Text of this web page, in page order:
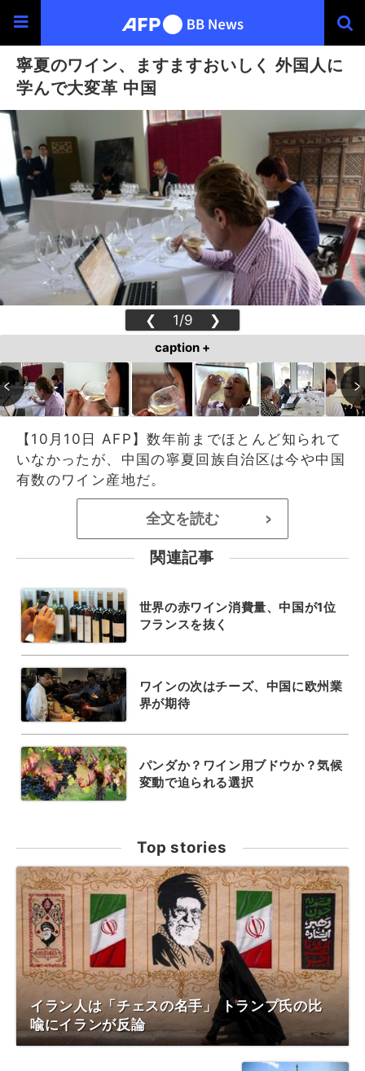
寧夏のワイン、ますますおいしく 外国人に
学んで大変革 中国
❮ 1/9 ❯
caption +
【10月10日 AFP】数年前までほとんど知られて
いなかったが、中国の寧夏回族自治区は今や中国
有数のワイン産地だ。
全文を読む >
関連記事
世界の赤ワイン消費量、中国が1位
フランスを抜く
ワインの次はチーズ、中国に欧州業
界が期待
パンダか？ワイン用ブドウか？気候
変動で迫られる選択
Top stories
イラン人は「チェスの名手」 トランプ氏の比
喩にイランが反論